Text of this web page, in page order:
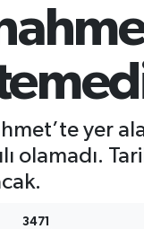
yer
olamadı.
3471